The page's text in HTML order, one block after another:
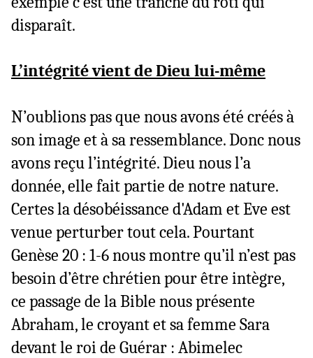
disparaît.
L’intégrité vient de Dieu lui-même
N’oublions pas que nous avons été créés à
son image et à sa ressemblance. Donc nous
avons reçu l’intégrité. Dieu nous l’a
donnée, elle fait partie de notre nature.
Certes la désobéissance d'Adam et Eve est
venue perturber tout cela. Pourtant
Genèse 20 : 1-6 nous montre qu’il n’est pas
besoin d’être chrétien pour être intègre,
ce passage de la Bible nous présente
Abraham, le croyant et sa femme Sara
devant le roi de Guérar : Abimelec